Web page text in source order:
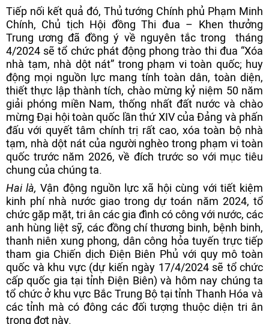
Tiếp nối kết quả đó, Thủ tướng Chính phủ Phạm Minh
Chính, Chủ tịch Hội đồng Thi đua – Khen thưởng
Trung ương đã đồng ý về nguyên tắc trong tháng
4/2024 sẽ tổ chức phát động phong trào thi đua “Xóa
nhà tạm, nhà dột nát” trong phạm vi toàn quốc; huy
động mọi nguồn lực mang tính toàn dân, toàn diện,
thiết thực lập thành tích, chào mừng kỷ niệm 50 năm
giải phóng miền Nam, thống nhất đất nước và chào
mừng Đại hội toàn quốc lần thứ XIV của Đảng và phấn
đấu với quyết tâm chính trị rất cao, xóa toàn bộ nhà
tạm, nhà dột nát của người nghèo trong phạm vi toàn
quốc trước năm 2026, về đích trước so với mục tiêu
chung của chúng ta.
Hai là, Vận động nguồn lực xã hội cùng với tiết kiệm
kinh phí nhà nước giao trong dự toán năm 2024, tổ
chức gặp mặt, tri ân các gia đình có công với nước, các
anh hùng liệt sỹ, các đồng chí thương binh, bệnh binh,
thanh niên xung phong, dân công hỏa tuyến trực tiếp
tham gia Chiến dịch Điện Biên Phủ với quy mô toàn
quốc và khu vực (dự kiến ngày 17/4/2024 sẽ tổ chức
cấp quốc gia tại tỉnh Điện Biên) và hôm nay chúng ta
tổ chức ở khu vực Bắc Trung Bộ tại tỉnh Thanh Hóa và
các tỉnh mà có đông các đối tượng thuộc diện tri ân
trong đợt này.